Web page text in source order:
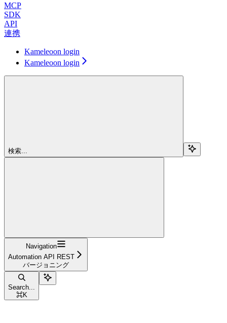
MCP
SDK
API
連携
Kameleoon login
Kameleoon login
検索...
Navigation
Automation API REST
バージョニング
Search...
⌘K